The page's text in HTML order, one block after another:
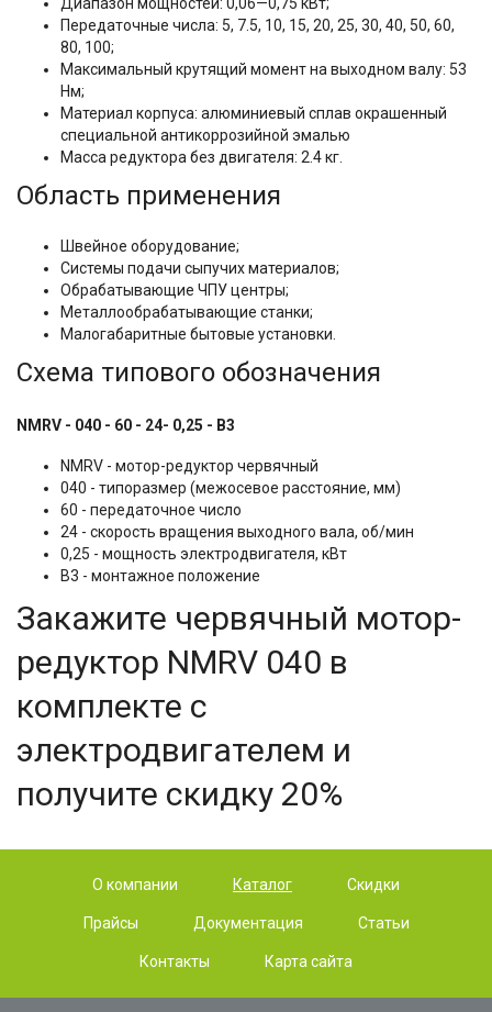
Передаточные числа: 5, 7.5, 10, 15, 20, 25, 30, 40, 50, 60,
80, 100;
Максимальный крутящий момент на выходном валу: 53
Нм;
Материал корпуса: алюминиевый сплав окрашенный
специальной антикоррозийной эмалью
Масса редуктора без двигателя: 2.4 кг.
Область применения
Швейное оборудование;
Системы подачи сыпучих материалов;
Обрабатывающие ЧПУ центры;
Металлообрабатывающие станки;
Малогабаритные бытовые установки.
Схема типового обозначения
NMRV - 040 - 60 - 24- 0,25 - B3
NMRV - мотор-редуктор червячный
040 - типоразмер (межосевое расстояние, мм)
60 - передаточное число
24 - скорость вращения выходного вала, об/мин
0,25 - мощность электродвигателя, кВт
B3 - монтажное положение
Закажите червячный мотор-
редуктор NMRV 040 в
комплекте с
электродвигателем и
получите скидку 20%
О компании Каталог Скидки
Прайсы Документация Статьи
Контакты Карта сайта